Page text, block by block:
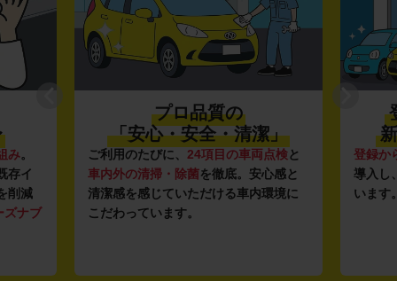
み。
存イ
削減
ズナブ
プロ品質の
「安心・安全・清潔」
ご利用のたびに、 24項目の車両点検と
車内外の清掃・除菌を徹底。安心感と
清潔感を感じていただける車内環境に
こだわっています。
登録か
導入し
います